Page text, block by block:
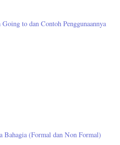
to dan Contoh Penggunaannya
Bahagia (Formal dan Non Formal)